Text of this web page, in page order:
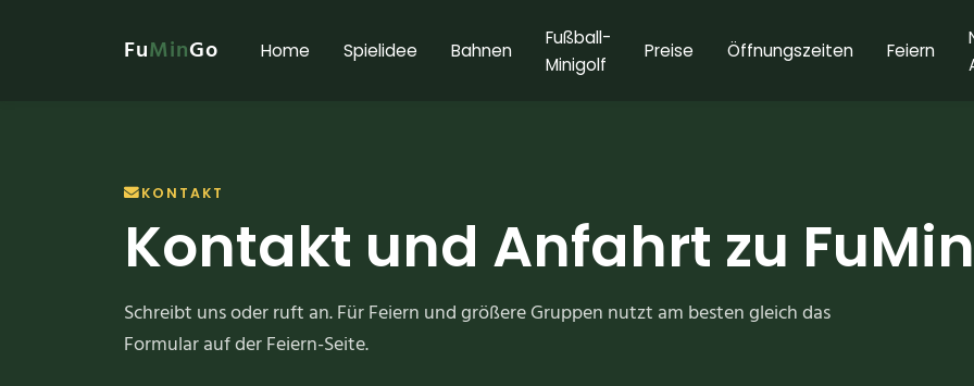
FuMinGo Home Spielidee Bahnen
Fußball-
Minigolf
Preise Öffnungszeiten Feiern
KONTAKT
Kontakt und Anfahrt zu
Schreibt uns oder ruft an. Für Feiern und größere Gruppen nutzt am besten gleich das
Formular auf der Feiern-Seite.